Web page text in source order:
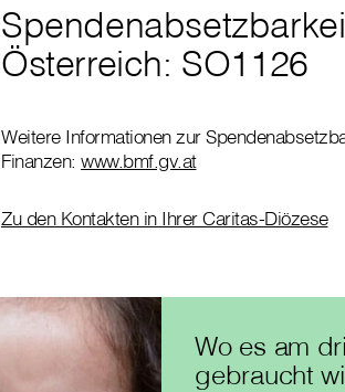
Österreich: SO1126
Weitere Informationen zur
Finanzen: www.bmf.gv.at
Zu den Kontakten in Ihrer Caritas-Diözese
Wo es am
gebraucht